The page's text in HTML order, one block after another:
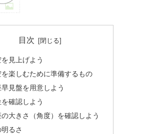
目次
見上げよう
を楽しむために準備するもの
見盤を用意しよう
確認しよう
大きさ（角度）を確認しよう
るさ